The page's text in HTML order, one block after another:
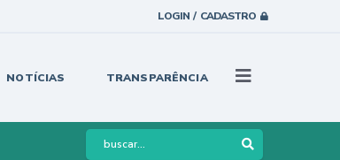
LOGIN / CADASTRO
NOTÍCIAS TRANSPARÊNCIA